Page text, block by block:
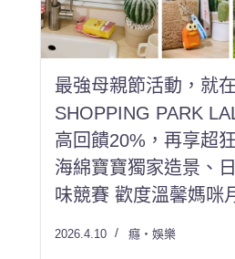
最強母親節活動，就
SHOPPING PARK
高回饋20%，再享超
海綿寶寶獨家造景、
味競賽 歡度溫馨媽咪
2026.4.10 癮・娛樂